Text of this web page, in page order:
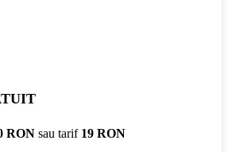
RON sau tarif 19 RON